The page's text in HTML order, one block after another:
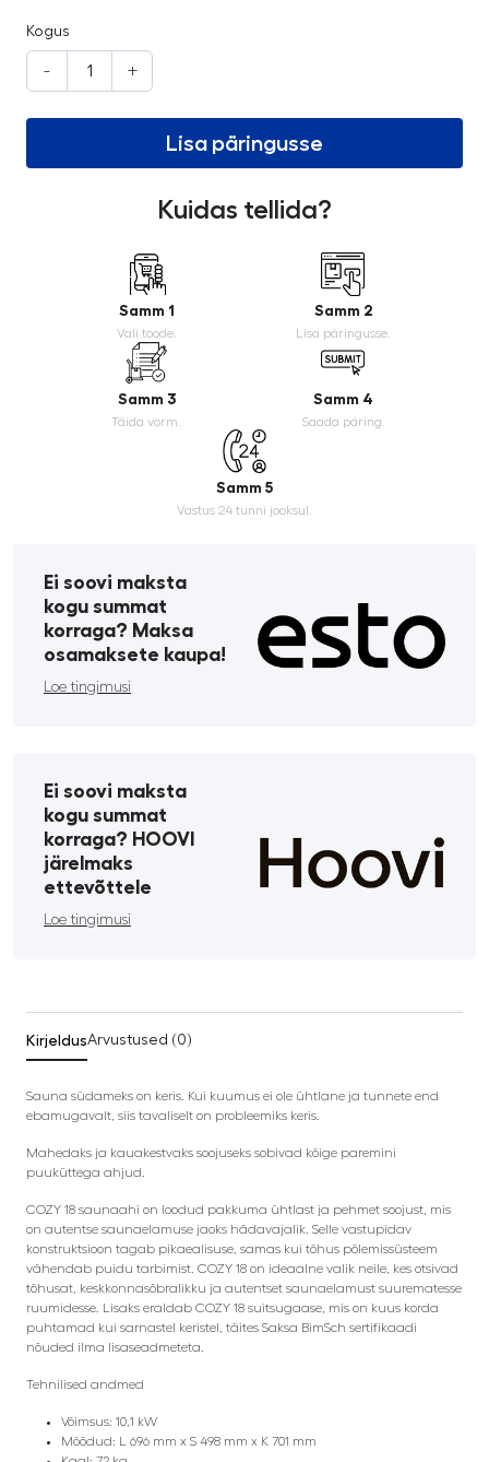
Kogus
- +
Lisa päringusse
Kuidas tellida?
Samm 1
Vali toode.
Samm 2
Lisa päringusse.
Samm 3
Täida vorm.
Samm 4
Saada päring.
Samm 5
Vastus 24 tunni jooksul.
Ei soovi maksta
kogu summat
korraga? Maksa
osamaksete kaupa!
Loe tingimusi
Ei soovi maksta
kogu summat
korraga? HOOVI
järelmaks
ettevõttele
Loe tingimusi
KirjeldusArvustused (0)
Sauna südameks on keris. Kui kuumus ei ole ühtlane ja tunnete end
ebamugavalt, siis tavaliselt on probleemiks keris.
Mahedaks ja kauakestvaks soojuseks sobivad kõige paremini
puuküttega ahjud.
COZY 18 saunaahi on loodud pakkuma ühtlast ja pehmet soojust, mis
on autentse saunaelamuse jaoks hädavajalik. Selle vastupidav
konstruktsioon tagab pikaealisuse, samas kui tõhus põlemissüsteem
vähendab puidu tarbimist. COZY 18 on ideaalne valik neile, kes otsivad
tõhusat, keskkonnasõbralikku ja autentset saunaelamust suurematesse
ruumidesse. Lisaks eraldab COZY 18 suitsugaase, mis on kuus korda
puhtamad kui sarnastel keristel, täites Saksa BimSch sertifikaadi
nõuded ilma lisaseadmeteta.
Tehnilised andmed
Võimsus: 10,1 kW
Mõõdud: L 696 mm x S 498 mm x K 701 mm